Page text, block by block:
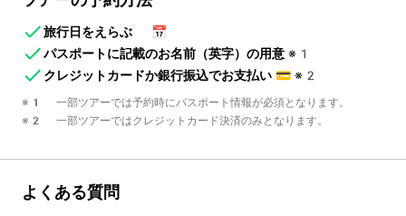
旅行日をえらぶ
📅
パスポートに記載のお名前（英字）の用意 ※1
クレジットカードか銀行振込でお支払い 💳 ※2
※1 一部ツアーでは予約時にパスポート情報が必須となります。
※2 一部ツアーではクレジットカード決済のみとなります。
よくある質問